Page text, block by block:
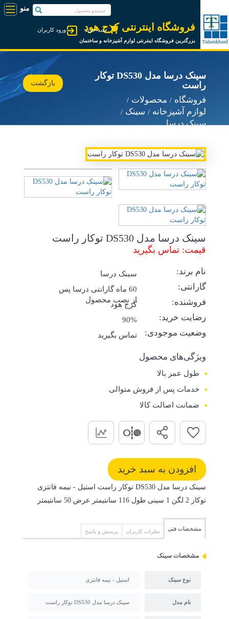
فروشگاه اینترنتی کرج هود
بزرگترین فروشگاه اینترنتی لوازم آشپزخانه و ساختمان
ورود کاربران سبد خرید
سینک درسا مدل DS530 توکار
راست
فروشگاه
محصولات
لوازم آشپزخانه
سینک
سینک درسا
بازگشت
سینک درسا مدل DS530 توکار راست
قیمت: تماس بگیرید
نام برند: سینک درسا
گارانتی:
60 ماه گارانتی درسا پس
از نصب محصول
فروشنده: کرج هود
رضایت خرید: 90%
وضعیت موجودی: تماس بگیرید
ویژگی‌های محصول
طول عمر بالا
خدمات پس از فروش متوالی
ضمانت اصالت کالا
سینک درسا مدل DS530 توکار راست استیل - نیمه فانتزی
توکار 2 لگن 1 سینی طول 116 سانتیمتر عرض 50 سانتیمتر
مشخصات فنی نظرات کاربران پرسش و پاسخ
مشخصات سینک
نوع سینک استیل - نیمه فانتزی
نام مدل سینک درسا مدل DS530 توکار راست